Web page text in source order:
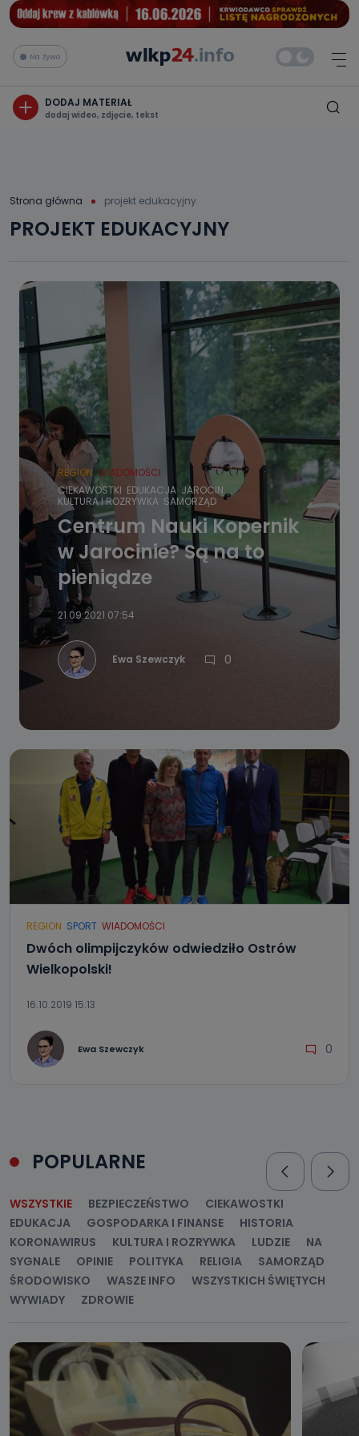
Na żywo
DODAJ MATERIAŁ
dodaj wideo, zdjęcie, tekst
Strona główna projekt edukacyjny
PROJEKT EDUKACYJNY
REGION WIADOMOŚCI
CIEKAWOSTKI EDUKACJA JAROCIN
KULTURA I ROZRYWKA SAMORZĄD
Centrum Nauki Kopernik
w Jarocinie? Są na to
pieniądze
21.09.2021 07:54
Ewa Szewczyk 0
REGION SPORT WIADOMOŚCI
Dwóch olimpijczyków odwiedziło Ostrów
Wielkopolski!
16.10.2019 15:13
Ewa Szewczyk 0
POPULARNE
WSZYSTKIE BEZPIECZEŃSTWO
CIEKAWOSTKI
EDUKACJA
GOSPODARKA I FINANSE
HISTORIA
KORONAWIRUS
KULTURA I ROZRYWKA LUDZIE
NA
SYGNALE
OPINIE POLITYKA RELIGIA
SAMORZĄD
ŚRODOWISKO
WASZE INFO
WSZYSTKICH ŚWIĘTYCH
WYWIADY
ZDROWIE